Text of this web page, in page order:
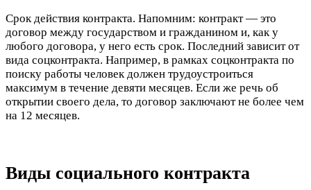
Срок действия контракта. Напомним: контракт — это
договор между государством и гражданином и, как у
любого договора, у него есть срок. Последний зависит от
вида соцконтракта. Например, в рамках соцконтракта по
поиску работы человек должен трудоустроиться
максимум в течение девяти месяцев. Если же речь об
открытии своего дела, то договор заключают не более чем
на 12 месяцев.
Виды социального контракта